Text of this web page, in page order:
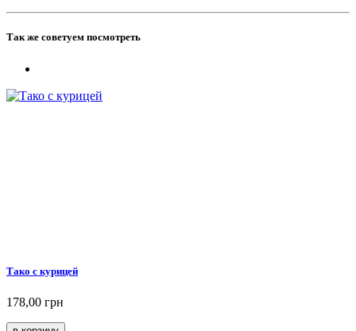
Так же советуем посмотреть
Тако с курицей
178,00 грн